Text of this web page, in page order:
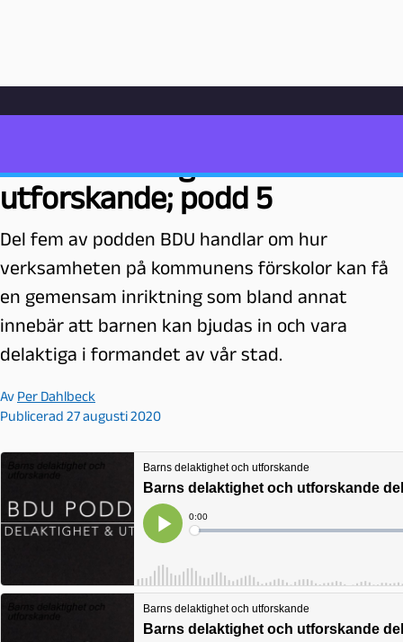
Hoppa till innehåll
e
g
o
M
a
l
ö
Barns delaktighet och utforskande; podd 5
Barns delaktighet och
utforskande; podd 5
Del fem av podden BDU handlar om hur
verksamheten på kommunens förskolor kan få
en gemensam inriktning som bland annat
innebär att barnen kan bjudas in och vara
delaktiga i formandet av vår stad.
Av Per Dahlbeck
Publicerad 27 augusti 2020